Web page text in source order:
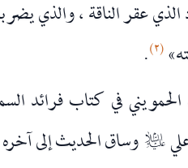
الذي عقر الناقة ، والذي
(٢) .
في كتاب فرائد
عليه‌السلام وساق الحديث إلى آخره